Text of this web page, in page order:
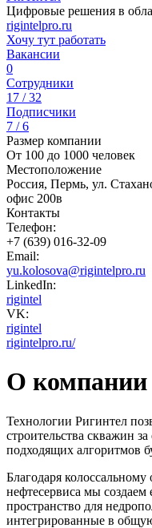
Цифровые решения в
rigintelpro.ru
Хочу тут работать
Вакансии
0
Сотрудники
17 / 32
Подписчики
7 / 6
Размер компании
От 100 до 1000 человек
Местоположение
Россия, Пермь, ул.
офис 200в
Контакты
Телефон:
+7 (639) 016-32-09
Email:
yu.kolosova@rigintelpro.ru
LinkedIn:
rigintel
VK:
rigintel
rigintelpro.ru/
О компании
Технологии Ригинтел
строительства скважин
подходящих алгоритмов
Благодаря
нефтесервиса мы
пространство для
интегрированные в